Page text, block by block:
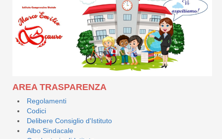
AREA TRASPARENZA
Regolamenti
Codici
Delibere Consiglio d'Istituto
Albo Sindacale